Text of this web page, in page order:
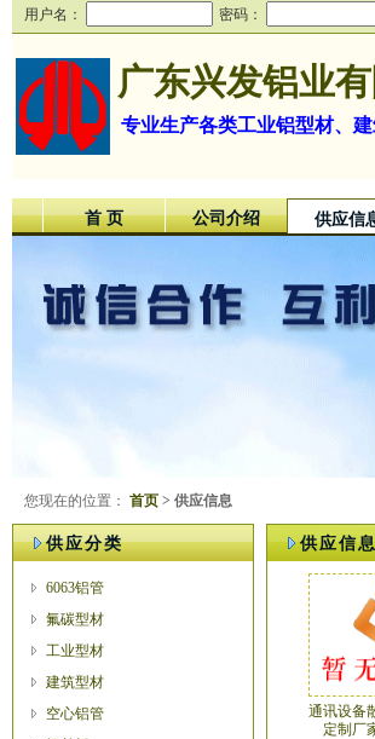
用户名： 密码：
广东兴发铝业
专业生产各类工业铝型材、
首 页 公司介绍 供应信
您现在的位置： 首页 > 供应信息
供应分类
6063铝管
氟碳型材
工业型材
建筑型材
空心铝管
供应信
通讯设备
定制厂